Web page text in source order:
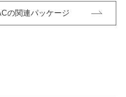
の関連パッケージ